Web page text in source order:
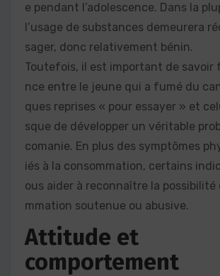
e pendant l’adolescence. Dans la
l’usage de substances demeurera
sager, donc relativement bénin.
Toutefois, il est important de savoir
nce entre le jeune qui a fumé du
ques reprises « pour essayer » et
sque de développer un véritable
comanie. En plus des symptômes
iés à la consommation, certains
ous aider à reconnaître la possibilité
mmation soutenue ou abusive.
Attitude et
comportement